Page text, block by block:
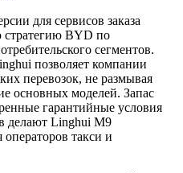
для сервисов заказа
стратегию BYD по
сегментов.
позволяет компании
перевозок, не размывая
основных моделей. Запас
гарантийные условия
делают Linghui M9
такси и